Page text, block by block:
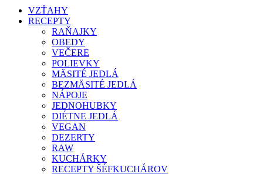
VZŤAHY
RECEPTY
RAŇAJKY
OBEDY
VEČERE
POLIEVKY
MÄSITÉ JEDLÁ
BEZMÄSITÉ JEDLÁ
NÁPOJE
JEDNOHUBKY
DIÉTNE JEDLÁ
VEGAN
DEZERTY
RAW
KUCHÁRKY
RECEPTY ŠÉFKUCHÁROV